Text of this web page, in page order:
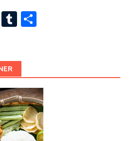
LinkedIn
Tumblr